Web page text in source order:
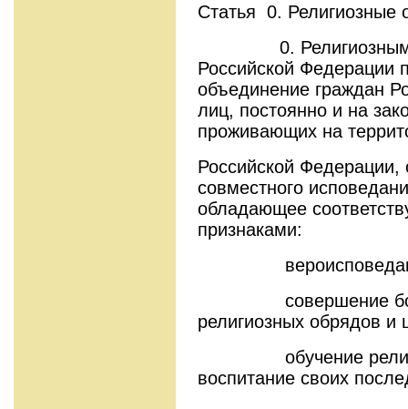
Статья 0. Религиозные
0. Религиозным
Российской Федерации
объединение граждан
лиц, постоянно и на
проживающих на
Российской Федерации,
совместного
обладающее
признаками:
совершение
религиозных обрядов и
обучение религии
воспитание своих